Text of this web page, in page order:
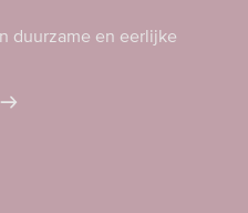
duurzame en eerlijke